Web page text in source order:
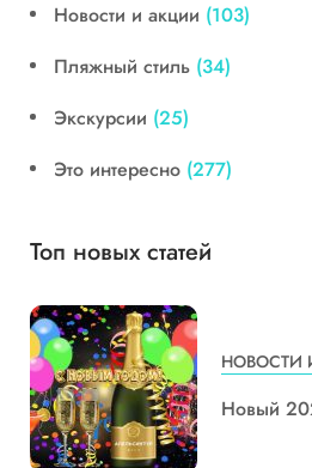
Новости и акции (103)
Пляжный стиль (34)
Экскурсии (25)
Это интересно (277)
Топ новых статей
НОВОСТИ
Новый